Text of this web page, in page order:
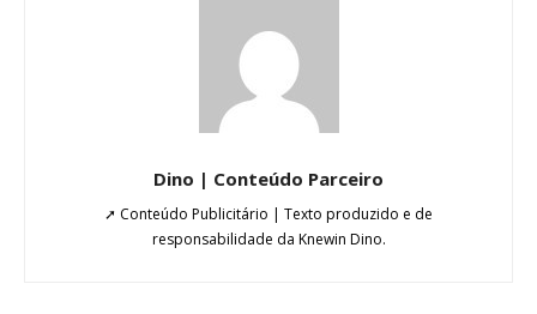
Dino | Conteúdo Parceiro
➚ Conteúdo Publicitário | Texto produzido e de
responsabilidade da Knewin Dino.